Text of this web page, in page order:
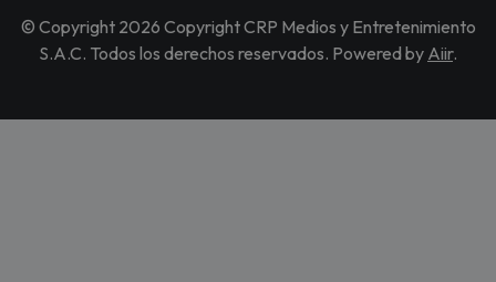
© Copyright 2026 Copyright CRP Medios y Entretenimiento
S.A.C. Todos los derechos reservados. Powered by Aiir.